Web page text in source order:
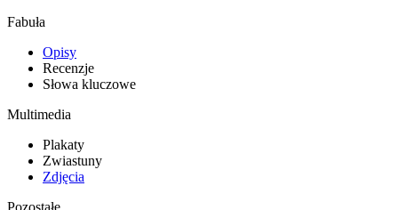
Fabuła
Opisy
Recenzje
Słowa kluczowe
Multimedia
Plakaty
Zwiastuny
Zdjęcia
Pozostałe